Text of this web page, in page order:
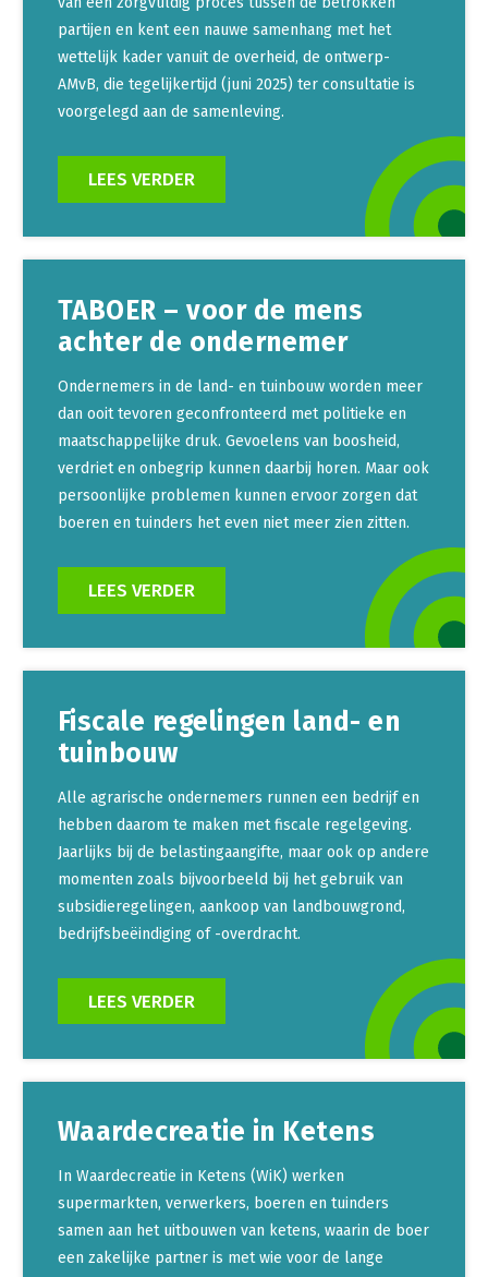
partijen en kent een nauwe samenhang met het
wettelijk kader vanuit de overheid, de ontwerp-
AMvB, die tegelijkertijd (juni 2025) ter consultatie is
voorgelegd aan de samenleving.
LEES VERDER
TABOER – voor de mens
achter de ondernemer
Ondernemers in de land- en tuinbouw worden meer
dan ooit tevoren geconfronteerd met politieke en
maatschappelijke druk. Gevoelens van boosheid,
verdriet en onbegrip kunnen daarbij horen. Maar ook
persoonlijke problemen kunnen ervoor zorgen dat
boeren en tuinders het even niet meer zien zitten.
LEES VERDER
Fiscale regelingen land- en
tuinbouw
Alle agrarische ondernemers runnen een bedrijf en
hebben daarom te maken met fiscale regelgeving.
Jaarlijks bij de belastingaangifte, maar ook op andere
momenten zoals bijvoorbeeld bij het gebruik van
subsidieregelingen, aankoop van landbouwgrond,
bedrijfsbeëindiging of -overdracht.
LEES VERDER
Waardecreatie in Ketens
In Waardecreatie in Ketens (WiK) werken
supermarkten, verwerkers, boeren en tuinders
samen aan het uitbouwen van ketens, waarin de boer
een zakelijke partner is met wie voor de lange